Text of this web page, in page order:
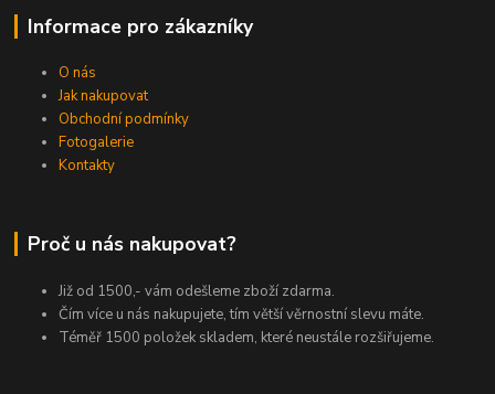
Informace pro zákazníky
O nás
Jak nakupovat
Obchodní podmínky
Fotogalerie
Kontakty
Proč u nás nakupovat?
Již od 1500,- vám odešleme zboží zdarma.
Čím více u nás nakupujete, tím větší věrnostní slevu máte.
Téměř 1500 položek skladem, které neustále rozšiřujeme.